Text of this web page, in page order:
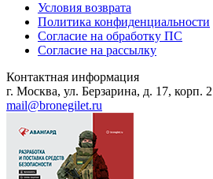
Условия возврата
Политика конфиденциальности
Согласие на обработку ПС
Согласие на рассылку
Контактная информация
г. Москва, ул. Берзарина, д. 17, корп. 2
mail@bronegilet.ru